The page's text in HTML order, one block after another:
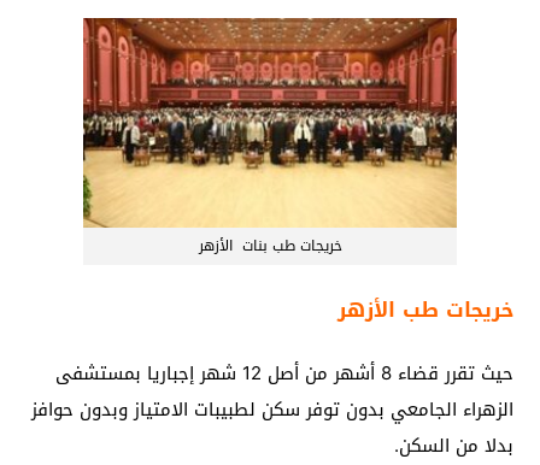
خريجات طب بنات الأزهر
خريجات طب الأزهر
حيث تقرر قضاء 8 أشهر من أصل 12 شهر إجباريا بمستشفى
الزهراء الجامعي بدون توفر سكن لطبيبات الامتياز وبدون حوافز
بدلا من السكن.